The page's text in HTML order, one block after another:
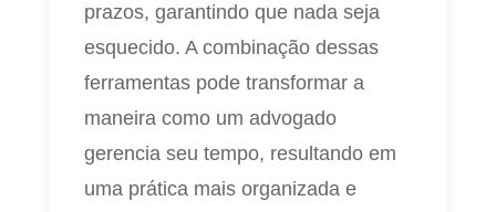
prazos, garantindo que nada seja
esquecido. A combinação dessas
ferramentas pode transformar a
maneira como um advogado
gerencia seu tempo, resultando em
uma prática mais organizada e